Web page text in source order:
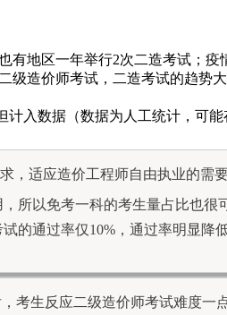
有地区一年举行2次二造考试；
造价师考试，二造考试的趋
入数据（数据为人工统计，可
，适应造价工程师自由执业的
所以免考一科的考生量占比也
的通过率仅10%，通过率明显
考生反应二级造价师考试难度